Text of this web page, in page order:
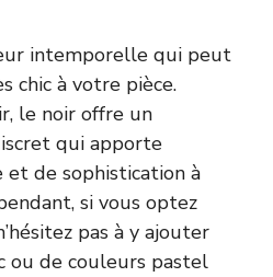
intemporelle qui peut
chic à votre pièce.
le noir offre un
qui apporte
et de sophistication à
si vous optez
pas à y ajouter
ou de couleurs pastel